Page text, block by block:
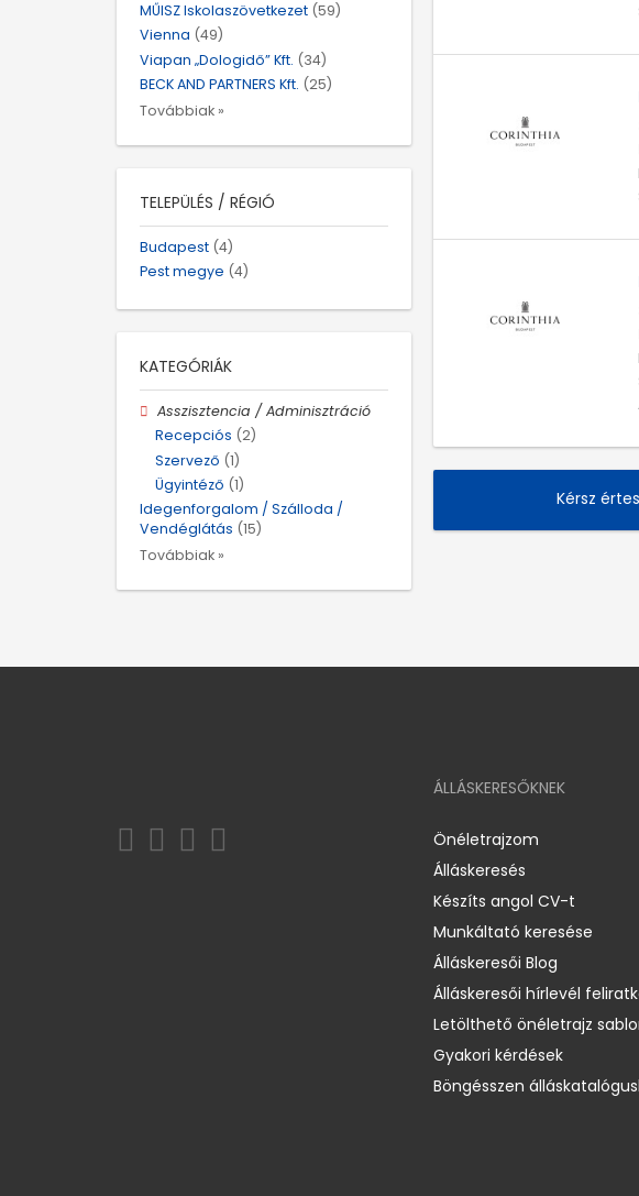
Kérsz
MŰISZ Iskolaszövetkezet (59)
Vienna (49)
Viapan „Dologidő” Kft. (34)
BECK AND PARTNERS Kft. (25)
Továbbiak »
TELEPÜLÉS / RÉGIÓ
Budapest (4)
Pest megye (4)
KATEGÓRIÁK
Asszisztencia / Adminisztráció
Recepciós (2)
Szervező (1)
Ügyintéző (1)
Idegenforgalom / Szálloda /
Vendéglátás (15)
Továbbiak »
ÁLLÁSKERESŐKNEK
Önéletrajzom
Álláskeresés
Készíts angol CV-t
Munkáltató keresése
Álláskeresői Blog
Álláskeresői hírlevél
Letölthető önéletrajz
Gyakori kérdések
Böngésszen